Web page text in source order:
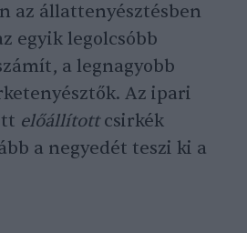
az állattenyésztésben
egyik legolcsóbb
a legnagyobb
Az ipari
előállítottcsirkék
a negyedét teszi ki a